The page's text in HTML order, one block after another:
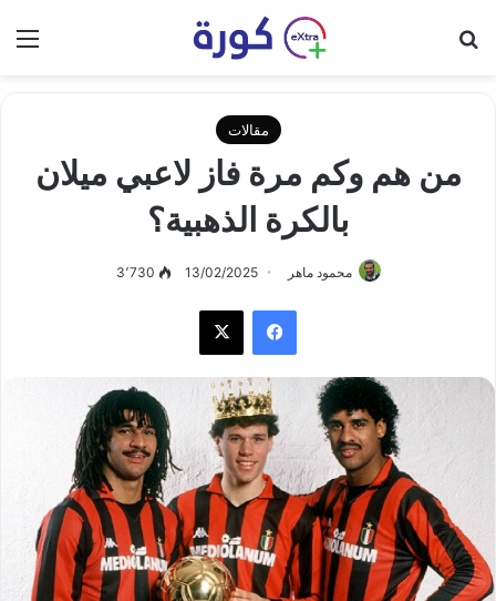
مقالات
من هم وكم مرة فاز لاعبي ميلان
بالكرة الذهبية؟
محمود ماهر 13/02/2025 3٬730
فيسبوك